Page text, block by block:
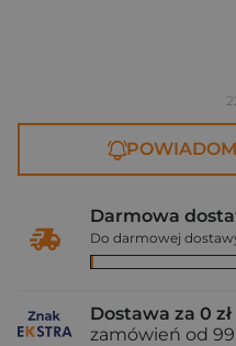
Darmowa
Do darmowej
Dostawa za 0 zł
zamówień od 99